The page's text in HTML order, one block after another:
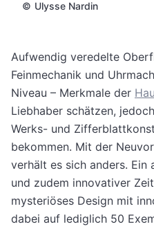
© Ulysse Nardin
Aufwendig veredelte
Feinmechanik und
Niveau – Merkmale der
Liebhaber schätzen,
Werks- und
bekommen. Mit der
verhält es sich anders.
und zudem innovativer
mysteriöses Design mit
dabei auf lediglich 50